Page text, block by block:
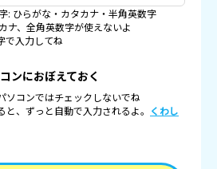
: ひらがな・カタカナ・半角英数字
ナ、全角英数字が使えないよ
入力してね
ンにおぼえておく
コンではチェックしないでね
、ずっと自動で入力されるよ。 くわし